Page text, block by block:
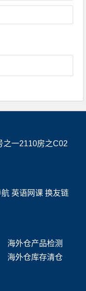
之一2110房之C02
航 英语网课 换友链
海外仓产品检测
海外仓库存清仓